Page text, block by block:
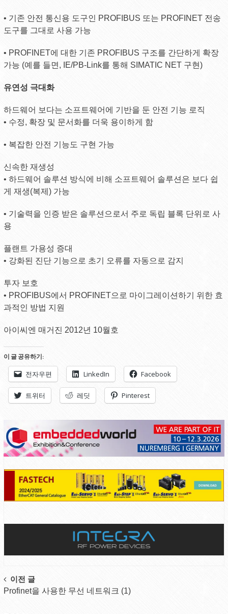
• 기존 안전 통신용 도구인 PROFIBUS 또는 PROFINET 전송
도구를 그대로 사용 가능
• PROFINET에 대한 기존 PROFIBUS 구조를 간단하게 확장
가능 (예를 들면, IE/PB-Link를 통해 SIMATIC NET 구현)
유연성 극대화
하드웨어 보다는 소프트웨어에 기반을 둔 안전 기능 로직
• 수정, 확장 및 문서화를 더욱 용이하게 함
• 복잡한 안전 기능도 구현 가능
신속한 재생성
• 하드웨어 솔루션 방식에 비해 소프트웨어 솔루션은 보다 쉽
게 재생(복제) 가능
• 기술력을 인증 받은 솔루션으로서 주로 독립 블록 단위로 사
용
플랜트 가용성 증대
• 강화된 진단 기능으로 초기 오류를 자동으로 감지
투자 보호
• PROFIBUS에서 PROFINET으로 마이그레이션하기 위한 효
과적인 방법 지원
아이씨엔 매거진 2012년 10월호
이 글 공유하기:
전자우편 LinkedIn Facebook
트위터 레딧 Pinterest
Post
navigation
이전 글
Profinet을 사용한 무선 네트워크 (1)